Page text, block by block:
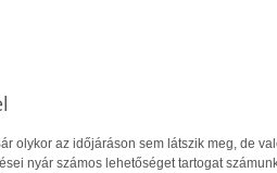
olykor az időjáráson sem látszik meg, de
nyár számos lehetőséget tartogat